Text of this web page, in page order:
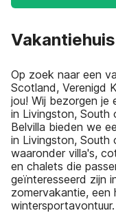
Op zoek naar een
Scotland, Verenigd
jou! Wij bezorgen je
in Livingston, South
Belvilla bieden we
in Livingston, South
waaronder villa's,
en chalets die
geïnteresseerd zijn
zomervakantie,
wintersportavontuur.